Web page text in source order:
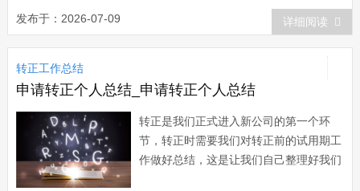
监理转正工作总结【1】 尊敬的各位
领导： 我叫xx，于XX年3月1日加入
公司，根据公司领导的安排，现在xx市xx
新区sgmw乘用车一期搬迁技术改造项...
发布于：2026-07-09 详细阅读
转正工作总结
申请转正个人总结_申请转正个人总结
转正是我们正式进入新公司的第一个环
节，转正时需要我们对转正前的试用期工
作做好总结，这是让我们自己整理好我们